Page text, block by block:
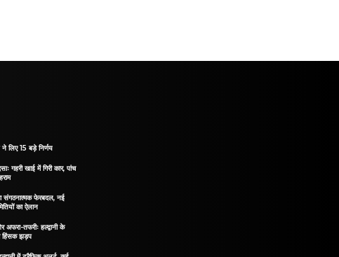
ने लिए 15 बड़े निर्णय
गहरी खाई में गिरी कार, पांच
संगठनात्मक फेरबदल, नई
का ऐलान
तफरीः हल्द्वानी के
हिंसक झड़प